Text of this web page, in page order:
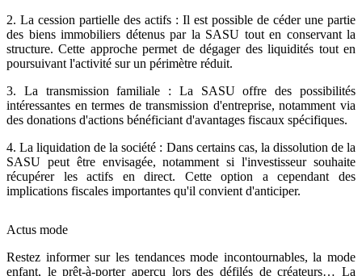
2. La cession partielle des actifs : Il est possible de céder une partie
des biens immobiliers détenus par la SASU tout en conservant la
structure. Cette approche permet de dégager des liquidités tout en
poursuivant l'activité sur un périmètre réduit.
3. La transmission familiale : La SASU offre des possibilités
intéressantes en termes de transmission d'entreprise, notamment via
des donations d'actions bénéficiant d'avantages fiscaux spécifiques.
4. La liquidation de la société : Dans certains cas, la dissolution de la
SASU peut être envisagée, notamment si l'investisseur souhaite
récupérer les actifs en direct. Cette option a cependant des
implications fiscales importantes qu'il convient d'anticiper.
Actus mode
Restez informer sur les tendances mode incontournables, la mode
enfant, le prêt-à-porter aperçu lors des défilés de créateurs… La